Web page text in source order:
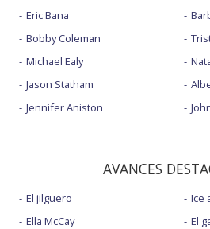
Eric Bana
Bobby Coleman
Michael Ealy
Jason Statham
Jennifer Aniston
AVANCES
El jilguero
Ella McCay
Ice
El